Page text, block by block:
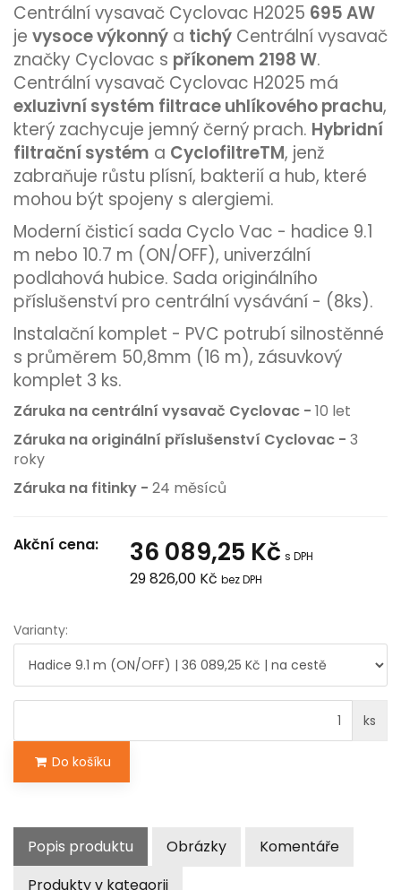
Centrální vysavač Cyclovac H2025 695 AW
je vysoce výkonný a tichý Centrální vysavač
značky Cyclovac s příkonem 2198 W.
Centrální vysavač Cyclovac H2025 má
exluzivní systém filtrace uhlíkového prachu,
který zachycuje jemný černý prach. Hybridní
filtrační systém a CyclofiltreTM, jenž
zabraňuje růstu plísní, bakterií a hub, které
mohou být spojeny s alergiemi.
Moderní čisticí sada Cyclo Vac - hadice 9.1
m nebo 10.7 m (ON/OFF), univerzální
podlahová hubice. Sada originálního
příslušenství pro centrální vysávání - (8ks).
Instalační komplet - PVC potrubí silnostěnné
s průměrem 50,8mm (16 m), zásuvkový
komplet 3 ks.
Záruka na centrální vysavač Cyclovac - 10 let
Záruka na originální příslušenství Cyclovac - 3
roky
Záruka na fitinky - 24 měsíců
Akční cena: 36 089,25 Kč s DPH
29 826,00 Kč bez DPH
Varianty:
ks
Do košíku
Popis produktu Obrázky
Komentáře
Produkty v kategorii